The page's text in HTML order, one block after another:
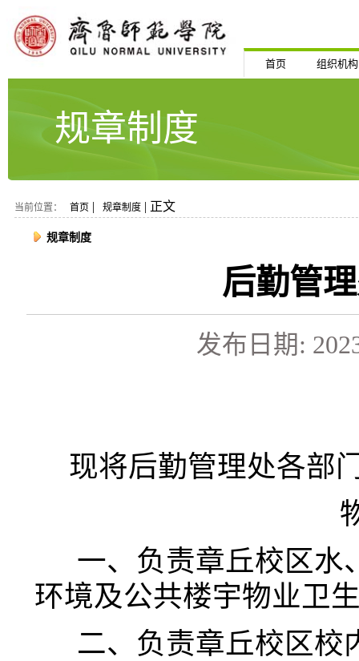
首页 组织机构
规章制度
当前位置： 首页 | 规章制度 | 正文
规章制度
后勤管
发布日期:
现将后勤管理处各部
一、负责章丘校区水
环境及公共楼宇物业卫
二、负责章丘校区校